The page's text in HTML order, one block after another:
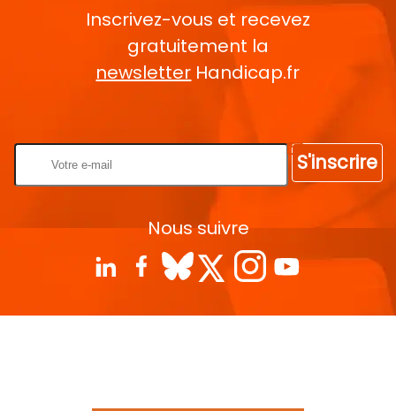
Inscrivez-vous et recevez
gratuitement la
newsletter Handicap.fr
S'inscrire
Nous suivre